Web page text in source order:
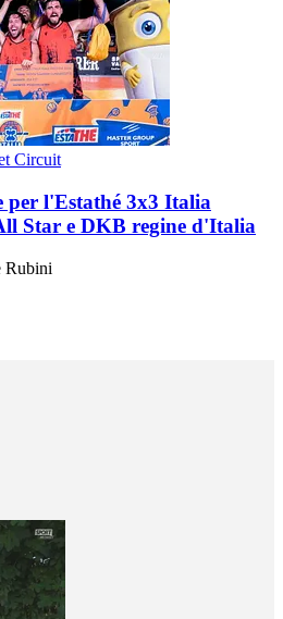
Circuit
per l'Estathé 3x3 Italia
Star e DKB regine d'Italia
Rubini